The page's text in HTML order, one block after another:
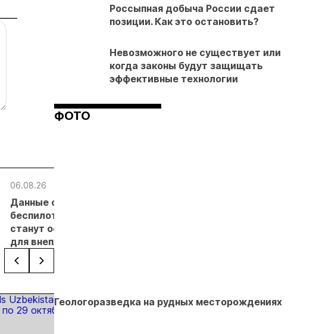
06.08.26
Данные с
беспилотников
станут основанием
для внеплановых
проверок
недропользователей
серебра нареформы
Россыпная добыча России сдает
позиции. Как это остановить?
Невозможного не существует или
когда законы будут защищать
эффективные технологии
ФОТО
Геологоразведка на рудных месторождениях